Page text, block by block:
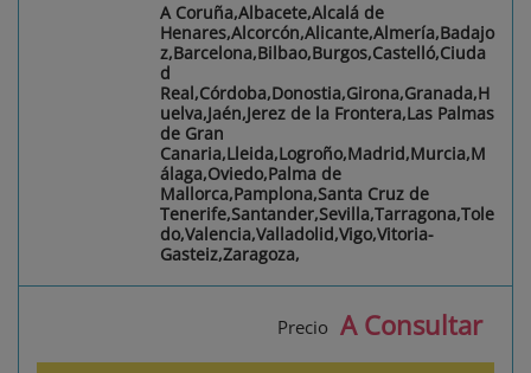
A Coruña,Albacete,Alcalá de
Henares,Alcorcón,Alicante,Almería,Badajo
z,Barcelona,Bilbao,Burgos,Castelló,Ciuda
d
Real,Córdoba,Donostia,Girona,Granada,H
uelva,Jaén,Jerez de la Frontera,Las Palmas
de Gran
Canaria,Lleida,Logroño,Madrid,Murcia,M
álaga,Oviedo,Palma de
Mallorca,Pamplona,Santa Cruz de
Tenerife,Santander,Sevilla,Tarragona,Tole
do,Valencia,Valladolid,Vigo,Vitoria-
Gasteiz,Zaragoza,
Precio A Consultar